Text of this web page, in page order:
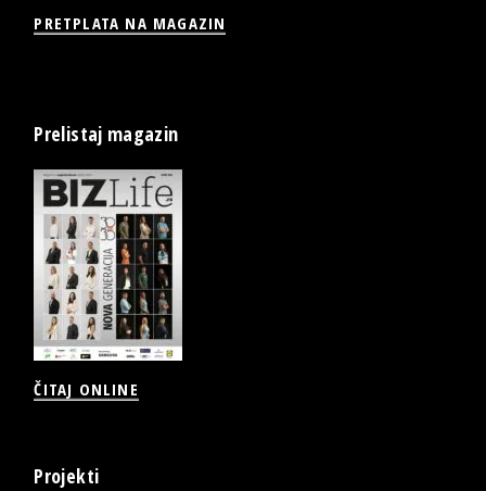
PRETPLATA NA MAGAZIN
Prelistaj magazin
ČITAJ ONLINE
Projekti